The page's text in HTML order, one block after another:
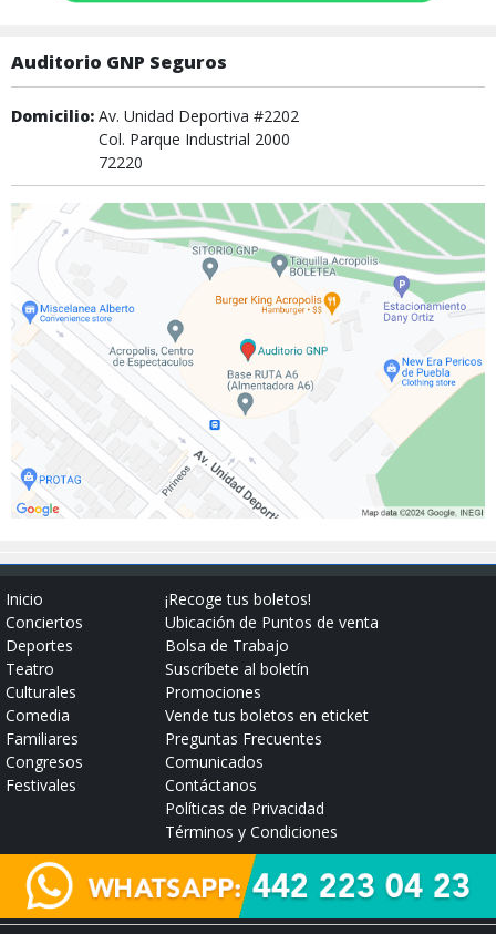
Auditorio GNP Seguros
Domicilio: Av. Unidad Deportiva #2202
Col. Parque Industrial 2000
72220
Inicio
Conciertos
Deportes
Teatro
Culturales
Comedia
Familiares
Congresos
Festivales
¡Recoge tus boletos!
Ubicación de Puntos de venta
Bolsa de Trabajo
Suscríbete al boletín
Promociones
Vende tus boletos en eticket
Preguntas Frecuentes
Comunicados
Contáctanos
Políticas de Privacidad
Términos y Condiciones